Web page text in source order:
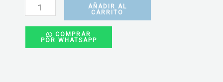
0.5MM
PENTEL
AÑADIR AL
CARRITO
COMPRAR
POR WHATSAPP